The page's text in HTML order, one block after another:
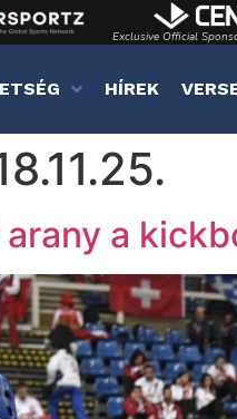
Exclusive Official
HÍREK
a